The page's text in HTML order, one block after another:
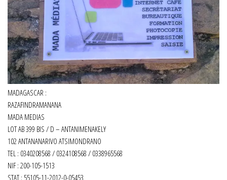
MADAGASCAR :
RAZAFINDRAMANANA
MADA MEDIAS
LOT AB 399 BIS / D – ANTANIMENAKELY
102 ANTANANARIVO ATSIMONDRANO
TEL : 0340208568 / 0324108568 / 0338965568
NIF : 200-105-1513
STAT : 55105-11-2012-0-05453